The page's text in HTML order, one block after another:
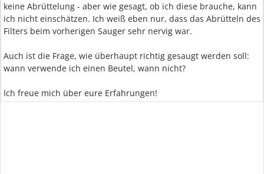
keine Abrüttelung - aber wie gesagt, ob ich diese brauche, kann
ich nicht einschätzen. Ich weiß eben nur, dass das Abrütteln des
Filters beim vorherigen Sauger sehr nervig war.
Auch ist die Frage, wie überhaupt richtig gesaugt werden soll:
wann verwende ich einen Beutel, wann nicht?
Ich freue mich über eure Erfahrungen!